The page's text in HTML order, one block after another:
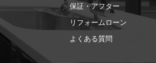
保証・アフター
リフォームローン
よくある質問